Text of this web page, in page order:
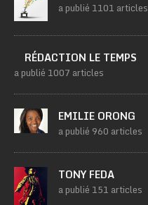
a publié 1101 articles
RÉDACTION LE TEMPS
a publié 1007 articles
EMILIE ORONG
a publié 960 articles
TONY FEDA
a publié 151 articles